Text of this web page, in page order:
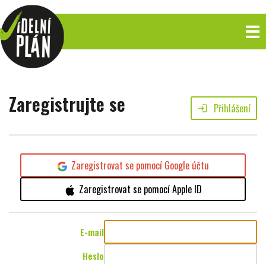
Zaregistrujte se login Přihlášení
Zaregistrovat se pomocí Google účtu
Zaregistrovat se pomocí Apple ID
E-mail
Heslo